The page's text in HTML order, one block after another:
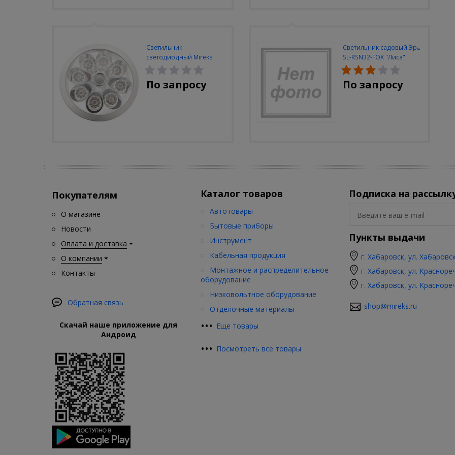
Светильник
светодиодный Mireks
С-310-80-S (5W/4000-
5000K/500lm/датчик
движения)
По запросу
Светильник садовый Эра
SL-RSN32-FOX "Лиса"
солн.бат, полистоун,
цветной, 32 см
По запросу
Покупателям
О магазине
Новости
Оплата и доставка
О компании
Контакты
Обратная связь
Скачай наше приложение для
Андроид
Каталог товаров
••• Еще товары
Автотовары
Бытовые приборы
Инструмент
Кабельная продукция
Монтажное и распределительное
оборудование
Низковольтное оборудование
Отделочные материалы
••• Посмотреть все товары
Подписка на
Пункты выдачи
г. Хабаровск, ул.
г. Хабаровск, ул.
г. Хабаровск, ул.
shop@mireks.ru